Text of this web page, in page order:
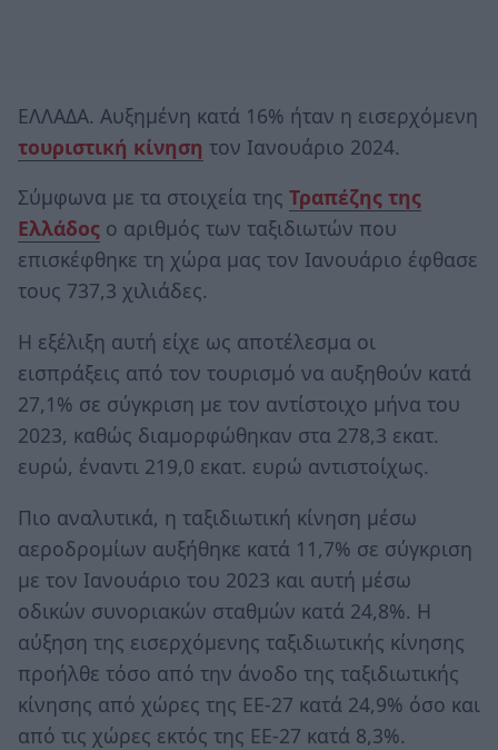
ΕΛΛΑΔΑ. Αυξημένη κατά 16% ήταν η εισερχόμενη
τουριστική κίνηση τον Ιανουάριο 2024.
Σύμφωνα με τα στοιχεία της Τραπέζης της
Ελλάδος ο αριθμός των ταξιδιωτών που
επισκέφθηκε τη χώρα μας τον Ιανουάριο έφθασε
τους 737,3 χιλιάδες.
Η εξέλιξη αυτή είχε ως αποτέλεσμα οι
εισπράξεις από τον τουρισμό να αυξηθούν κατά
27,1% σε σύγκριση με τον αντίστοιχο μήνα του
2023, καθώς διαμορφώθηκαν στα 278,3 εκατ.
ευρώ, έναντι 219,0 εκατ. ευρώ αντιστοίχως.
Πιο αναλυτικά, η ταξιδιωτική κίνηση μέσω
αεροδρομίων αυξήθηκε κατά 11,7% σε σύγκριση
με τον Ιανουάριο του 2023 και αυτή μέσω
οδικών συνοριακών σταθμών κατά 24,8%. Η
αύξηση της εισερχόμενης ταξιδιωτικής κίνησης
προήλθε τόσο από την άνοδο της ταξιδιωτικής
κίνησης από χώρες της ΕΕ-27 κατά 24,9% όσο και
από τις χώρες εκτός της ΕΕ-27 κατά 8,3%.